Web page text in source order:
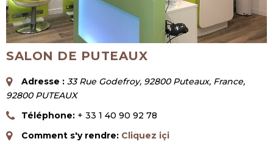
SALON DE PUTEAUX
Adresse : 33 Rue Godefroy, 92800 Puteaux, France,
92800 PUTEAUX
Téléphone: + 33 1 40 90 92 78
Comment s'y rendre: Cliquez içi